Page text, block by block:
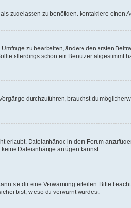
zugelassen zu benötigen, kontaktiere einen
zu bearbeiten, ändere den ersten
allerdings schon ein Benutzer abgestimmt
durchzuführen, brauchst du
erlaubt, Dateianhänge in dem Forum
Dateianhänge anfügen kannst.
sie dir eine Verwarnung erteilen. Bitte
bist, wieso du verwarnt wurdest.